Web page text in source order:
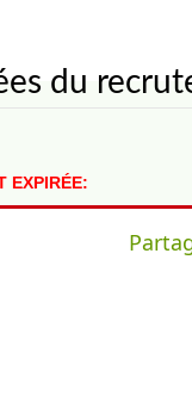
du
EXPIRÉE: